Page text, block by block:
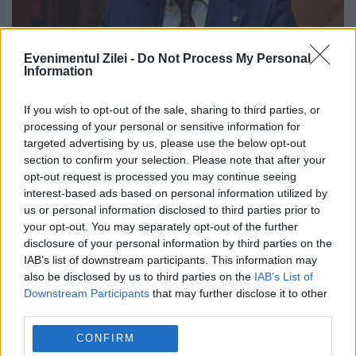
Evenimentul Zilei - Do Not Process My Personal
Information
If you wish to opt-out of the sale, sharing to third parties, or
processing of your personal or sensitive information for
targeted advertising by us, please use the below opt-out
section to confirm your selection. Please note that after your
opt-out request is processed you may continue seeing
interest-based ads based on personal information utilized by
us or personal information disclosed to third parties prior to
your opt-out. You may separately opt-out of the further
disclosure of your personal information by third parties on the
IAB’s list of downstream participants. This information may
also be disclosed by us to third parties on the IAB’s List of
Downstream Participants that may further disclose it to other
CONFIRM
OPINII
Leonardo Badea, Prim-viceguvernator
BNR: O analiză conceptuală asupra
evoluției cursului real de schimb în
Europa Centrală și de Est după
izbucnirea pandemiei
Cursul de schimb reprezintă o variabilă